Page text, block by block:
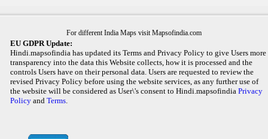
For different India Maps visit Mapsofindia.com
EU GDPR Update:
Hindi.mapsofindia has updated its Terms and Privacy Policy to give Users more
transparency into the data this Website collects, how it is processed and the
controls Users have on their personal data. Users are requested to review the
revised Privacy Policy before using the website services, as any further use of
the website will be considered as User\'s consent to Hindi.mapsofindia Privacy
Policyand Terms.